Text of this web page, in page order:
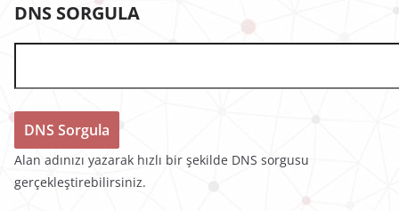
DNS SORGULA
Alan adınızı yazarak hızlı bir şekilde DNS sorgusu
gerçekleştirebilirsiniz.